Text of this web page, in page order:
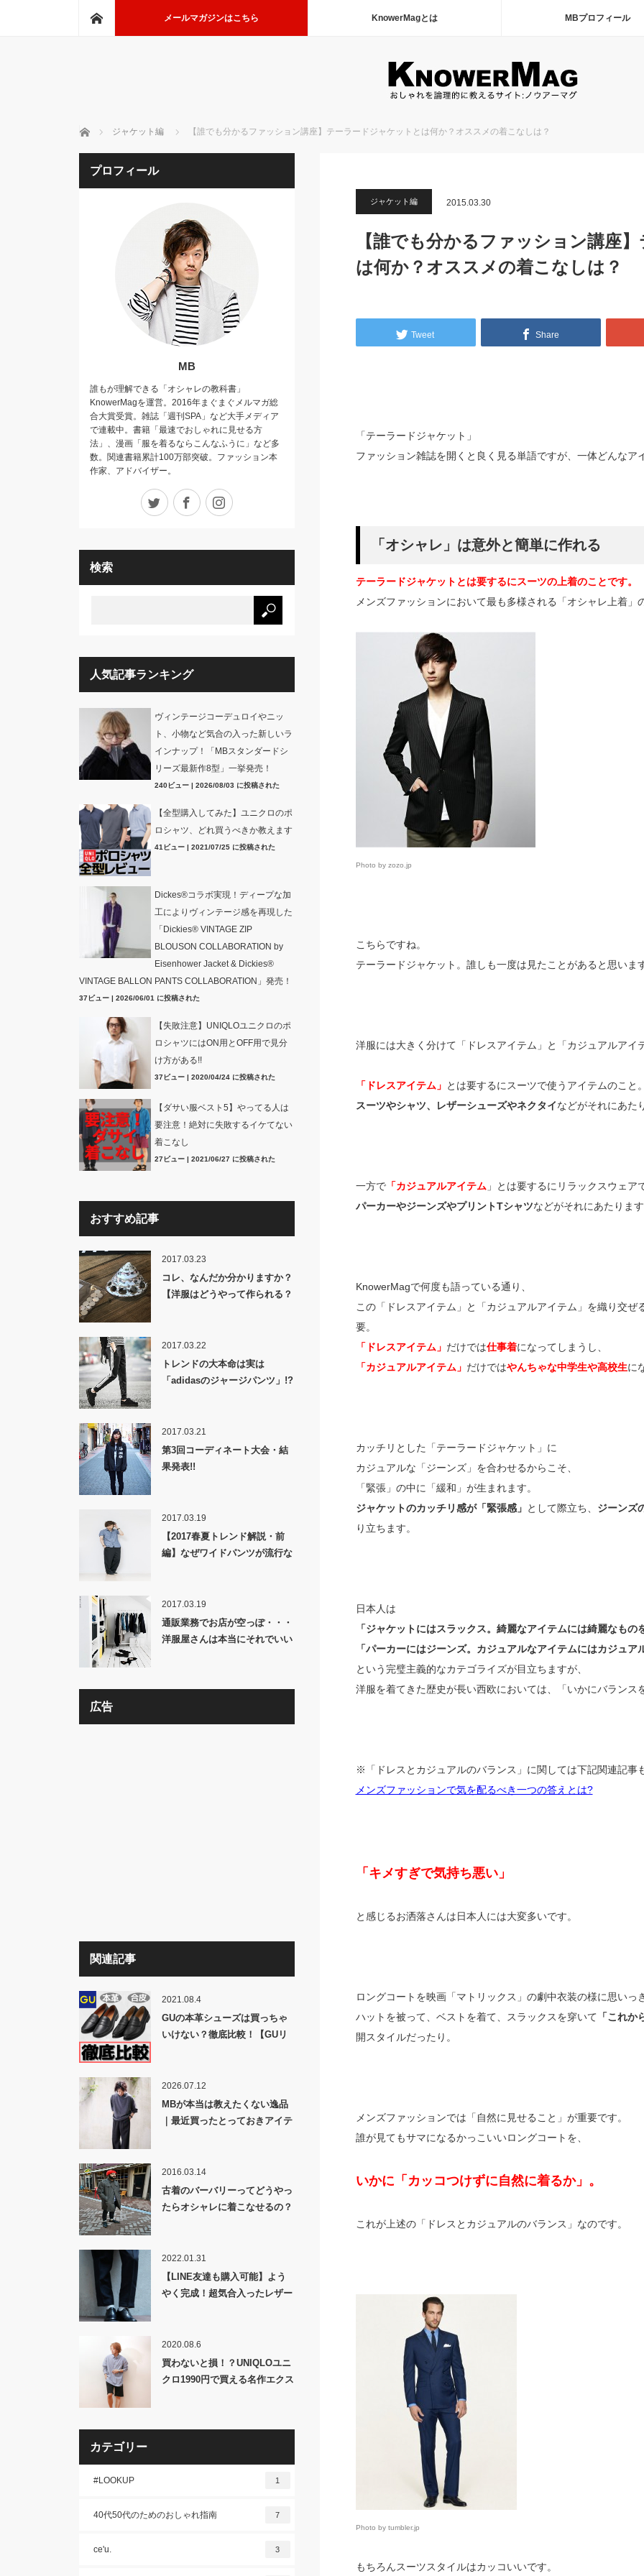
メールマガジンはこちら KnowerMagとは MBプロフィール
ホーム ジャケット編 【誰でも分かるファッション講座】テーラードジャケットとは何か？オススメの着こなしは？
ジャケット編 2015.03.30
【誰でも分かるファッション講座
は何か？オススメの着こなしは？
Tweet Share
「テーラードジャケット」
ファッション雑誌を開くと良く見る単語ですが、一体どんなア
「オシャレ」は意外と簡単に作れる
テーラードジャケットとは要するにスーツの上着のことです。
メンズファッションにおいて最も多様される「オシャレ上着」
Photo by zozo.jp
こちらですね。
テーラードジャケット。誰しも一度は見たことがあると思いま
洋服には大きく分けて「ドレスアイテム」と「カジュアルアイ
「ドレスアイテム」 とは要するにスーツで使うアイテムのこと
スーツやシャツ、レザーシューズやネクタイなどがそれにあた
一方で「カジュアルアイテム 」とは要するにリラックスウェア
パーカーやジーンズやプリントTシャツなどがそれにあたりま
KnowerMagで何度も語っている通り、
この「ドレスアイテム」と「カジュアルアイテム」を織り交
要。
「ドレスアイテム」 だけでは仕事着になってしまうし、
「カジュアルアイテム」 だけではやんちゃな中学生や高校生に
カッチリとした「テーラードジャケット」に
カジュアルな「ジーンズ」を合わせるからこそ、
「緊張」の中に「緩和」が生まれます。
ジャケットのカッチリ感が「緊張感」 として際立ち、 ジーンズ
り立ちます。
日本人は
「ジャケットにはスラックス。綺麗なアイテムには綺麗なもの
「パーカーにはジーンズ。カジュアルなアイテムにはカジュア
という完璧主義的なカテゴライズが目立ちますが、
洋服を着てきた歴史が長い西欧においては、「いかにバランス
※「ドレスとカジュアルのバランス」に関しては下記関連記事
メンズファッションで気を配るべき一つの答えとは?
「キメすぎで気持ち悪い」
と感じるお洒落さんは日本人には大変多いです。
ロングコートを映画「マトリックス」の劇中衣装の様に思いっ
ハットを被って、ベストを着て、スラックスを穿いて 「これ
開スタイルだったり。
メンズファッションでは「自然に見せること」が重要です。
誰が見てもサマになるかっこいいロングコートを、
いかに「カッコつけずに自然に着るか」。
これが上述の「ドレスとカジュアルのバランス」なのです。
Photo by tumbler.jp
もちろんスーツスタイルはカッコいいです。
プロフィール
MB
誰もが理解できる「オシャレの教科書」
KnowerMagを運営。2016年まぐまぐメルマガ総
合大賞受賞。雑誌「週刊SPA」など大手メディア
で連載中。書籍「最速でおしゃれに見せる方
法」、漫画「服を着るならこんなふうに」など多
数。関連書籍累計100万部突破。ファッション本
作家、アドバイザー。
Twitter Facebook
検索
人気記事ランキング
ヴィンテージコーデュロイやニッ
ト、小物など気合の入った新しいラ
インナップ！「MBスタンダードシ
リーズ最新作8型」一挙発売！
240ビュー| 2026/08/03 に投稿された
【全型購入してみた】ユニクロのポ
ロシャツ、どれ買うべきか教えます
41ビュー| 2021/07/25 に投稿された
Dickes®コラボ実現！ディープな加
工によりヴィンテージ感を再現した
「Dickies® VINTAGE ZIP
BLOUSON COLLABORATION by
Eisenhower Jacket & Dickies®
VINTAGE BALLON PANTS COLLABORATION」発売！
37ビュー| 2026/06/01 に投稿された
【失敗注意】UNIQLOユニクロのポ
ロシャツにはON用とOFF用で見分
け方がある!!
37ビュー| 2020/04/24 に投稿された
【ダサい服ベスト5】やってる人は
要注意！絶対に失敗するイケてない
着こなし
27ビュー| 2021/06/27 に投稿された
おすすめ記事
2017.03.23
コレ、なんだか分かりますか？
【洋服はどうやって作られる？
2017.03.22
トレンドの大本命は実は
「adidasのジャージパンツ」!?
2017.03.21
第3回コーディネート大会・結
果発表!!
2017.03.19
【2017春夏トレンド解説・前
編】なぜワイドパンツが流行な
2017.03.19
通販業務でお店が空っぽ・・・
洋服屋さんは本当にそれでいい
広告
関連記事
2021.08.4
GUの本革シューズは買っちゃ
いけない？徹底比較！【GUリ
2026.07.12
MBが本当は教えたくない逸品
｜最近買ったとっておきアイテ
2016.03.14
古着のバーバリーってどうやっ
たらオシャレに着こなせるの？
2022.01.31
【LINE友達も購入可能】よう
やく完成！超気合入ったレザー
ザー・フェイクレザー）」発
売！
2020.08.6
買わないと損！？UNIQLOユニ
クロ1990円で買える名作エクス
カテゴリー
#LOOKUP 1
40代50代のためのおしゃれ指南 7
ce'u. 3